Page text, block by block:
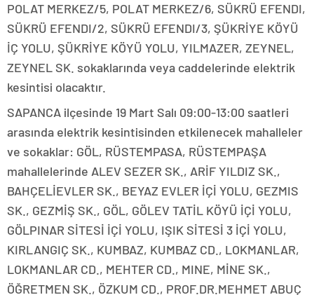
POLAT MERKEZ/5, POLAT MERKEZ/6, SÜKRÜ EFENDI,
SÜKRÜ EFENDI/2, SÜKRÜ EFENDI/3, ŞÜKRİYE KÖYÜ
İÇ YOLU, ŞÜKRİYE KÖYÜ YOLU, YILMAZER, ZEYNEL,
ZEYNEL SK. sokaklarında veya caddelerinde elektrik
kesintisi olacaktır.
SAPANCA ilçesinde 19 Mart Salı 09:00-13:00 saatleri
arasında elektrik kesintisinden etkilenecek mahalleler
ve sokaklar: GÖL, RÜSTEMPASA, RÜSTEMPAŞA
mahallelerinde ALEV SEZER SK., ARİF YILDIZ SK.,
BAHÇELİEVLER SK., BEYAZ EVLER İÇİ YOLU, GEZMIS
SK., GEZMİŞ SK., GÖL, GÖLEV TATİL KÖYÜ İÇİ YOLU,
GÖLPINAR SİTESİ İÇİ YOLU, IŞIK SİTESİ 3 İÇİ YOLU,
KIRLANGIÇ SK., KUMBAZ, KUMBAZ CD., LOKMANLAR,
LOKMANLAR CD., MEHTER CD., MINE, MİNE SK.,
ÖĞRETMEN SK., ÖZKUM CD., PROF.DR.MEHMET ABUÇ